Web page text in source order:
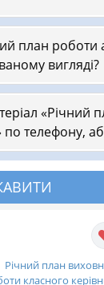
план роботи
вигляді?
«Річний
по телефону,